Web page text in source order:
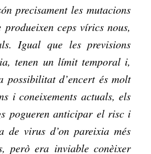
precisament les mutacions
ceps vírics nous,
Igual que les previsions
tenen un límit temporal i,
possibilitat d’encert és molt
i coneixements actuals, els
pogueren anticipar el risc i
virus d’on pareixia més
però era inviable conèixer